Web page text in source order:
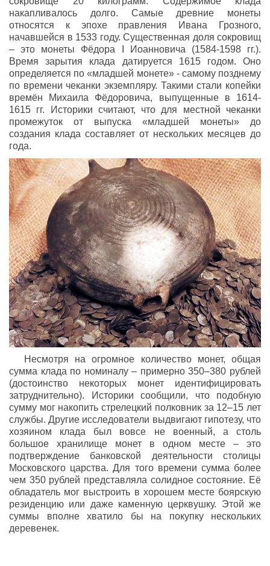
накапливалось долго. Самые древние монеты
относятся к эпохе правления Ивана Грозного,
начавшейся в 1533 году. Существенная доля сокровищ
– это монеты Фёдора I Иоанновича (1584-1598 гг.).
Время зарытия клада датируется 1615 годом. Оно
определяется по «младшей монете» - самому позднему
по времени чеканки экземпляру. Такими стали копейки
времён Михаила Фёдоровича, выпущенные в 1614-
1615 гг. Историки считают, что для местной чеканки
промежуток от выпуска «младшей монеты» до
создания клада составляет от нескольких месяцев до
года.
Несмотря на огромное количество монет, общая
сумма клада по номиналу – примерно 350–380 рублей
(достоинство некоторых монет идентифицировать
затруднительно). Историки сообщили, что подобную
сумму мог накопить стрелецкий полковник за 12–15 лет
службы. Другие исследователи выдвигают гипотезу, что
хозяином клада был вовсе не военный, а столь
большое хранилище монет в одном месте – это
подтверждение банковской деятельности столицы
Московского царства. Для того времени сумма более
чем 350 рублей представляла солидное состояние. Её
обладатель мог выстроить в хорошем месте боярскую
резиденцию или даже каменную церквушку. Этой же
суммы вполне хватило бы на покупку нескольких
деревенек.